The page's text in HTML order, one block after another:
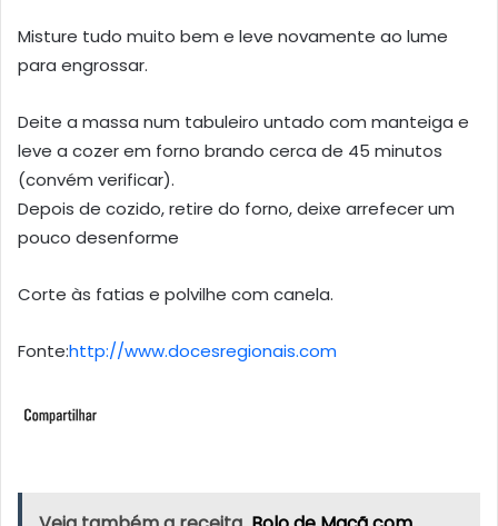
Misture tudo muito bem e leve novamente ao lume
para engrossar.
Deite a massa num tabuleiro untado com manteiga e
leve a cozer em forno brando cerca de 45 minutos
(convém verificar).
Depois de cozido, retire do forno, deixe arrefecer um
pouco desenforme
Corte às fatias e polvilhe com canela.
Fonte:http://www.docesregionais.com